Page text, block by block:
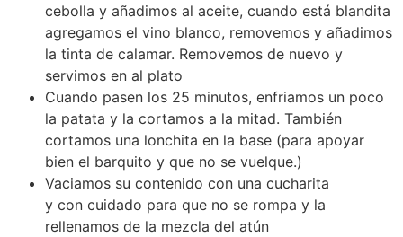
cebolla y añadimos al aceite, cuando está blandita
agregamos el vino blanco, removemos y añadimos
la tinta de calamar. Removemos de nuevo y
servimos en al plato
Cuando pasen los 25 minutos, enfriamos un poco
la patata y la cortamos a la mitad. También
cortamos una lonchita en la base (para apoyar
bien el barquito y que no se vuelque.)
Vaciamos su contenido con una cucharita
y con cuidado para que no se rompa y la
rellenamos de la mezcla del atún